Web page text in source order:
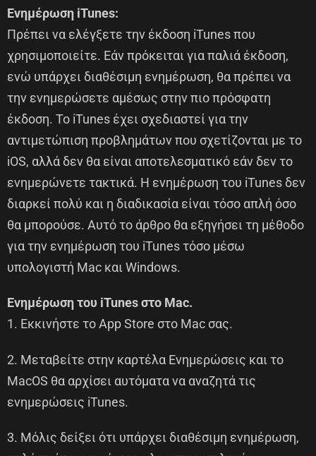
Ενημέρωση iTunes:
Πρέπει να ελέγξετε την έκδοση iTunes που
χρησιμοποιείτε. Εάν πρόκειται για παλιά έκδοση,
ενώ υπάρχει διαθέσιμη ενημέρωση, θα πρέπει να
την ενημερώσετε αμέσως στην πιο πρόσφατη
έκδοση. Το iTunes έχει σχεδιαστεί για την
αντιμετώπιση προβλημάτων που σχετίζονται με το
iOS, αλλά δεν θα είναι αποτελεσματικό εάν δεν το
ενημερώνετε τακτικά. Η ενημέρωση του iTunes δεν
διαρκεί πολύ και η διαδικασία είναι τόσο απλή όσο
θα μπορούσε. Αυτό το άρθρο θα εξηγήσει τη μέθοδο
για την ενημέρωση του iTunes τόσο μέσω
υπολογιστή Mac και Windows.
Ενημέρωση του iTunes στο Mac.
1. Εκκινήστε το App Store στο Mac σας.
2. Μεταβείτε στην καρτέλα Ενημερώσεις και το
MacOS θα αρχίσει αυτόματα να αναζητά τις
ενημερώσεις iTunes.
3. Μόλις δείξει ότι υπάρχει διαθέσιμη ενημέρωση,